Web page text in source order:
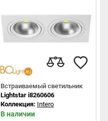
Встраиваемый светильник
Lightstar i8260606
Коллекция: Intero
В наличии